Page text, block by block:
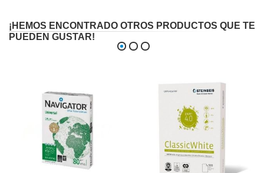
¡HEMOS ENCONTRADO OTROS PRODUCTOS QUE TE
PUEDEN GUSTAR!